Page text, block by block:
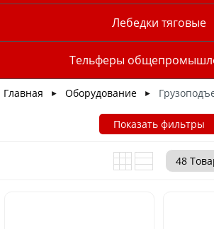
Лебедки тяговые
Тельферы
Главная ► Оборудование ►
Показать фильтры